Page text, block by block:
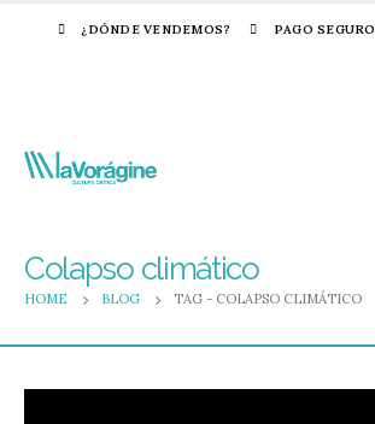
¿DÓNDE VENDEMOS? PAGO SEGURO
Colapso climático
HOME BLOG TAG - COLAPSO CLIMÁTICO